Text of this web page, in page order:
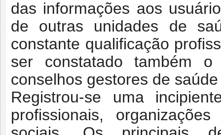
das informações aos
de outras unidades de
constante qualificação
ser constatado também
conselhos gestores de
Registrou-se uma
profissionais,